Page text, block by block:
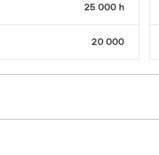
25 000 h
20 000